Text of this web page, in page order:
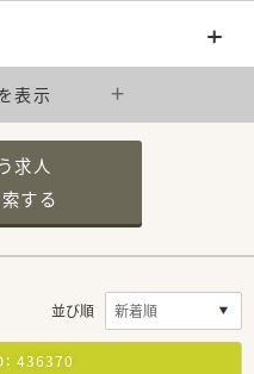
表示
求人
する
並び順
436370